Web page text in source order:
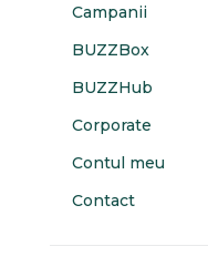
Campanii
BUZZBox
BUZZHub
Corporate
Contul meu
Contact